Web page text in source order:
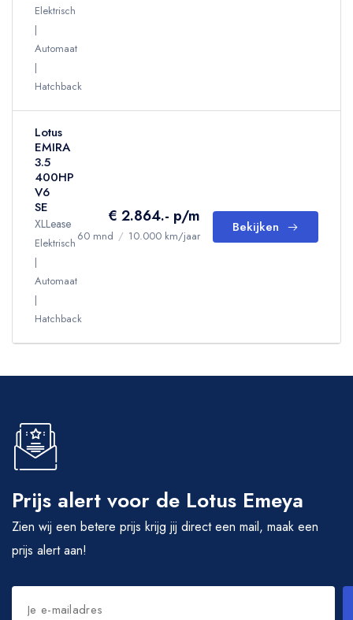
Elektrisch
Automaat
Hatchback
Lotus
EMIRA
3.5
400HP
V6
SE
XLLease
Elektrisch
Automaat
Hatchback
€ 2.864.- p/m
60 mnd / 10.000 km/jaar
Bekijken
Prijs alert voor de Lotus Emeya
Zien wij een betere prijs krijg jij direct een mail, maak een
prijs alert aan!